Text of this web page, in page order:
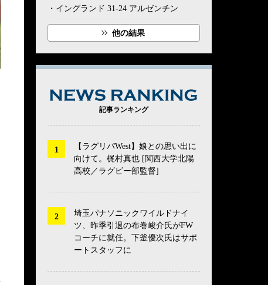
・イングランド 31-24 アルゼンチン
他の結果
記事ランキング
【ラグリパWest】娘との思い出に
向けて。梶村真也 [関西大学北陽
高校／ラグビー部監督]
埼玉パナソニックワイルドナイ
ツ、昨季引退の布巻峻介氏がFW
コーチに就任。下釜優次氏はサポ
ートスタッフに